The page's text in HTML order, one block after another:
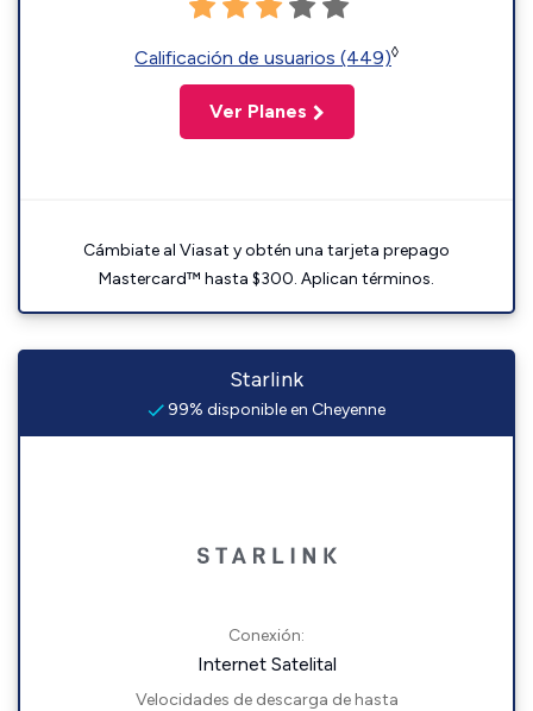
Calificación de usuarios (449)◊
Ver Planes
Cámbiate al Viasat y obtén una tarjeta prepago
Mastercard™ hasta $300. Aplican términos.
Starlink
99% disponible en Cheyenne
Conexión:
Internet Satelital
Velocidades de descarga de hasta